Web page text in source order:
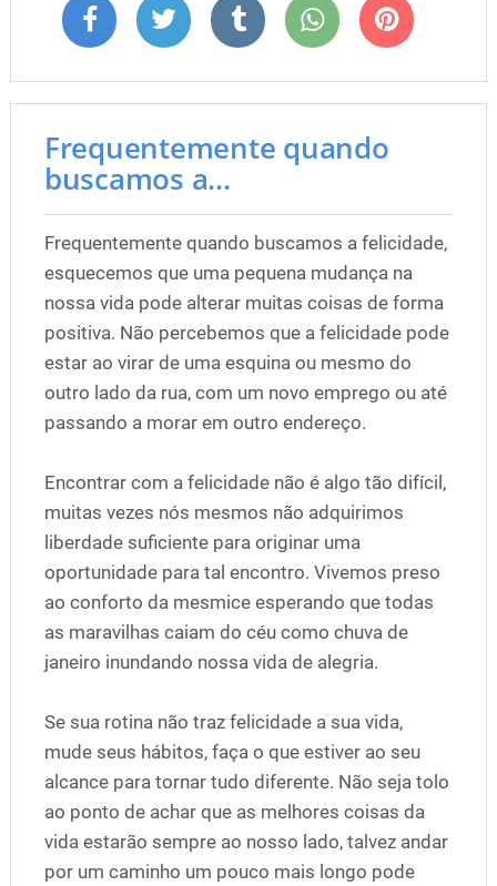
Frequentemente quando
buscamos a...
Frequentemente quando buscamos a felicidade,
esquecemos que uma pequena mudança na
nossa vida pode alterar muitas coisas de forma
positiva. Não percebemos que a felicidade pode
estar ao virar de uma esquina ou mesmo do
outro lado da rua, com um novo emprego ou até
passando a morar em outro endereço.
Encontrar com a felicidade não é algo tão difícil,
muitas vezes nós mesmos não adquirimos
liberdade suficiente para originar uma
oportunidade para tal encontro. Vivemos preso
ao conforto da mesmice esperando que todas
as maravilhas caiam do céu como chuva de
janeiro inundando nossa vida de alegria.
Se sua rotina não traz felicidade a sua vida,
mude seus hábitos, faça o que estiver ao seu
alcance para tornar tudo diferente. Não seja tolo
ao ponto de achar que as melhores coisas da
vida estarão sempre ao nosso lado, talvez andar
por um caminho um pouco mais longo pode